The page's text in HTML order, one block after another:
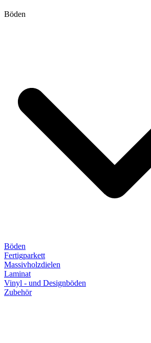
Böden
Böden
Fertigparkett
Massivholzdielen
Laminat
Vinyl - und Designböden
Zubehör